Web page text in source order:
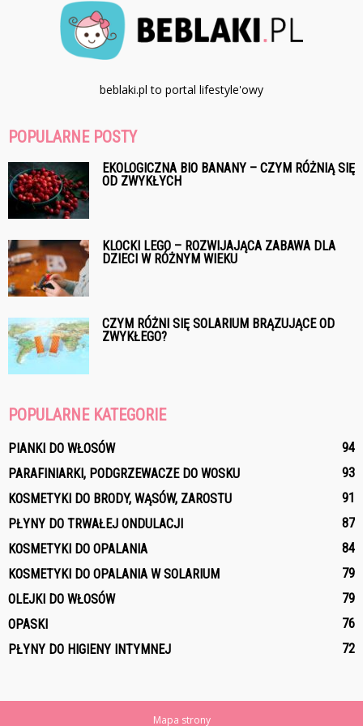
beblaki.pl to portal lifestyle'owy
POPULARNE POSTY
EKOLOGICZNA BIO BANANY – CZYM RÓŻNIĄ SIĘ
OD ZWYKŁYCH
KLOCKI LEGO – ROZWIJAJĄCA ZABAWA DLA
DZIECI W RÓŻNYM WIEKU
CZYM RÓŻNI SIĘ SOLARIUM BRĄZUJĄCE OD
ZWYKŁEGO?
POPULARNE KATEGORIE
PIANKI DO WŁOSÓW
94
PARAFINIARKI, PODGRZEWACZE DO WOSKU
93
KOSMETYKI DO BRODY, WĄSÓW, ZAROSTU
91
PŁYNY DO TRWAŁEJ ONDULACJI
87
KOSMETYKI DO OPALANIA
84
KOSMETYKI DO OPALANIA W SOLARIUM
79
OLEJKI DO WŁOSÓW
79
OPASKI
76
PŁYNY DO HIGIENY INTYMNEJ
72
Mapa strony